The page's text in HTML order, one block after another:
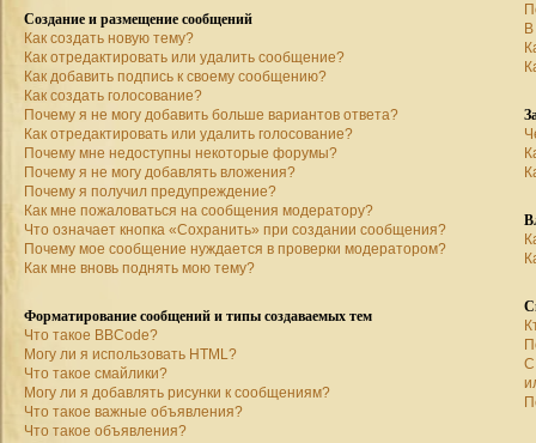
Создание и размещение сообщений
Как создать новую тему?
Как отредактировать или удалить сообщение?
Как добавить подпись к своему сообщению?
Как создать голосование?
Почему я не могу добавить больше вариантов ответа?
Как отредактировать или удалить голосование?
Почему мне недоступны некоторые форумы?
Почему я не могу добавлять вложения?
Почему я получил предупреждение?
Как мне пожаловаться на сообщения модератору?
Что означает кнопка «Сохранить» при создании сообщения?
Почему мое сообщение нуждается в проверки модератором?
Как мне вновь поднять мою тему?
Форматирование сообщений и типы создаваемых тем
Что такое BBCode?
Могу ли я использовать HTML?
Что такое смайлики?
Могу ли я добавлять рисунки к сообщениям?
Что такое важные объявления?
Что такое объявления?
С